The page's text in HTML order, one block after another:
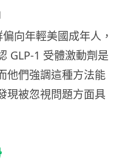
向年輕美國成年人，
GLP-1 受體激動劑是
他們強調這種方法能
現被忽視問題方面具